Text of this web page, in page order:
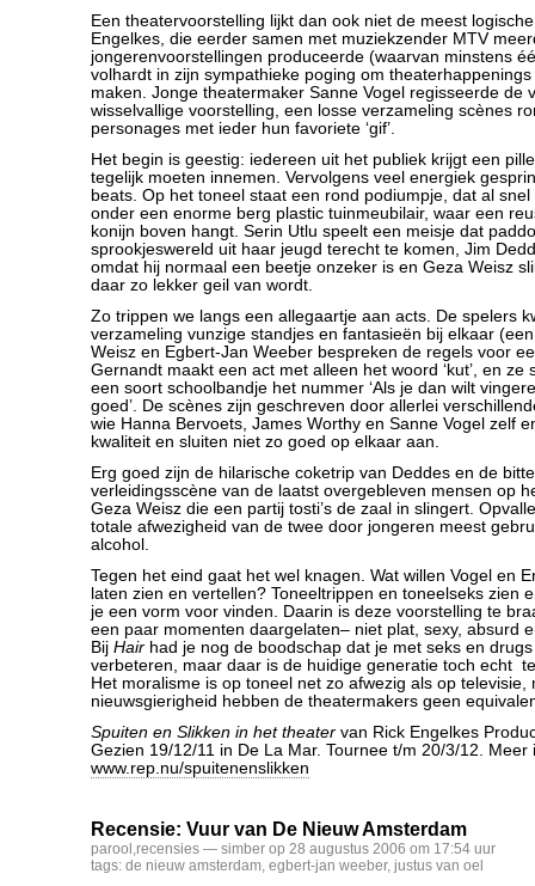
Een theatervoorstelling lijkt dan ook niet de meest
Engelkes, die eerder samen met muziekzender MTV
jongerenvoorstellingen produceerde (waarvan minstens
volhardt in zijn sympathieke poging om
maken. Jonge theatermaker Sanne Vogel regisseerde de
wisselvallige voorstelling, een losse verzameling scènes
personages met ieder hun favoriete ‘gif’.
Het begin is geestig: iedereen uit het publiek krijgt een
tegelijk moeten innemen. Vervolgens veel energiek
beats. Op het toneel staat een rond podiumpje, dat al
onder een enorme berg plastic tuinmeubilair, waar een
konijn boven hangt. Serin Utlu speelt een meisje dat
sprookjeswereld uit haar jeugd terecht te komen, Jim
omdat hij normaal een beetje onzeker is en Geza Weisz
daar zo lekker geil van wordt.
Zo trippen we langs een allegaartje aan acts. De spelers
verzameling vunzige standjes en fantasieën bij elkaar
Weisz en Egbert-Jan Weeber bespreken de regels voor
Gernandt maakt een act met alleen het woord ‘kut’, en ze
een soort schoolbandje het nummer ‘Als je dan wilt
goed’. De scènes zijn geschreven door allerlei
wie Hanna Bervoets, James Worthy en Sanne Vogel zelf
kwaliteit en sluiten niet zo goed op elkaar aan.
Erg goed zijn de hilarische coketrip van Deddes en de
verleidingsscène van de laatst overgebleven mensen op
Geza Weisz die een partij tosti’s de zaal in slingert.
totale afwezigheid van de twee door jongeren meest
alcohol.
Tegen het eind gaat het wel knagen. Wat willen Vogel en
laten zien en vertellen? Toneeltrippen en toneelseks zien
je een vorm voor vinden. Daarin is deze voorstelling te
een paar momenten daargelaten– niet plat, sexy, absurd
Bij Hair had je nog de boodschap dat je met seks en
verbeteren, maar daar is de huidige generatie toch echt
Het moralisme is op toneel net zo afwezig als op televisie,
nieuwsgierigheid hebben de theatermakers geen
Spuiten en Slikken in het theater van Rick Engelkes
Gezien 19/12/11 in De La Mar. Tournee t/m 20/3/12. Meer
www.rep.nu/spuitenenslikken
Recensie: Vuur van De Nieuw Amsterdam
parool ,recensies — simber op 28 augustus 2006 om 17:54 uur
tags: de nieuw amsterdam, egbert-jan weeber, justus van oel